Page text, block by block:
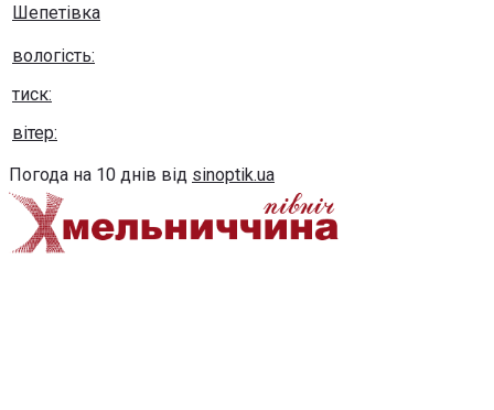
Шепетівка
вологість:
тиск:
вітер:
Погода на 10 днів від sinoptik.ua